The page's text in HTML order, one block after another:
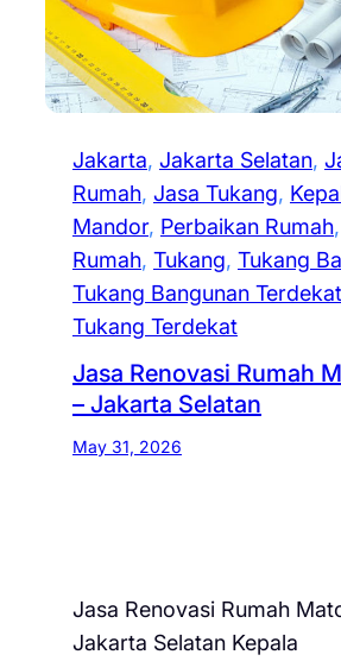
Jakarta, Jakarta Selatan,
Rumah, Jasa Tukang,
Mandor, Perbaikan Rumah,
Rumah, Tukang, Tukang
Tukang Bangunan Terdekat
Tukang Terdekat
Jasa Renovasi Rumah
– Jakarta Selatan
May 31, 2026
Jasa Renovasi Rumah
Jakarta Selatan Kepala